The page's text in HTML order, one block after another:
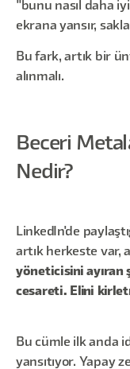
"bunu nasıl daha
ekrana yansır,
Bu fark, artık bir
alınmalı.
Beceri
Nedir?
LinkedIn'de
artık herkeste var,
yöneticisini ayıran
cesareti. Elini
Bu cümle ilk anda
yansıtıyor. Yapay